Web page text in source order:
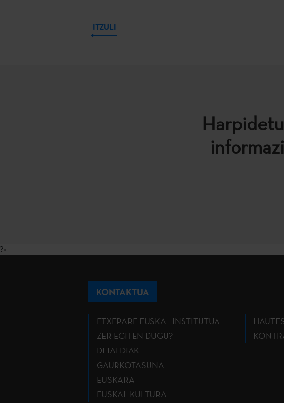
ITZULI
?>
KONTAKTUA
ETXEPARE EUSKAL INSTITUTUA
ZER EGITEN DUGU?
DEIALDIAK
GAURKOTASUNA
EUSKARA
EUSKAL KULTURA